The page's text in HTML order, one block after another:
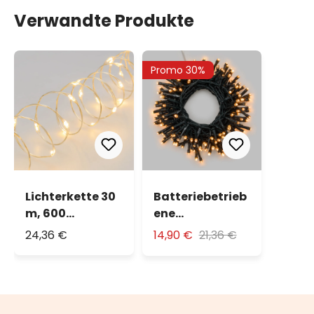
Verwandte Produkte
Lichterkette 30
m, 600
MicroLEDs
24,36 €
Promo 30%
Batteriebetrieb
ene
Lichterkette 20
14,90 € 21,36 €